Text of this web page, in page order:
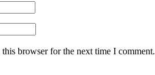
browser for the next time I comment.